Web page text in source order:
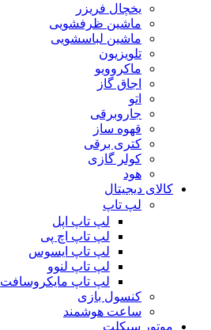
یخچال فریزر
ماشین ظرفشویی
ماشین لباسشویی
تلویزیون
ماکروویو
اجاق گاز
اتو
جاروبرقی
قهوه ساز
کتری برقی
کولر گازی
هود
کالای دیجیتال
لپ تاپ
لپ تاپ اپل
لپ تاپ اچ پی
لپ تاپ ایسوس
لپ تاپ لنوو
لپ تاپ مایکروسافت
کنسول بازی
ساعت هوشمند
موتور سیکلت